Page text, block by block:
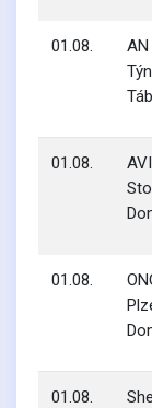
01.08.
AN
01.08.
01.08.
01.08.